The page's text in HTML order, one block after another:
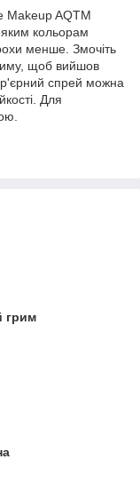
Makeup AQTM
кольорам
менше. Змочіть
щоб вийшов
спрей можна
Для
грим